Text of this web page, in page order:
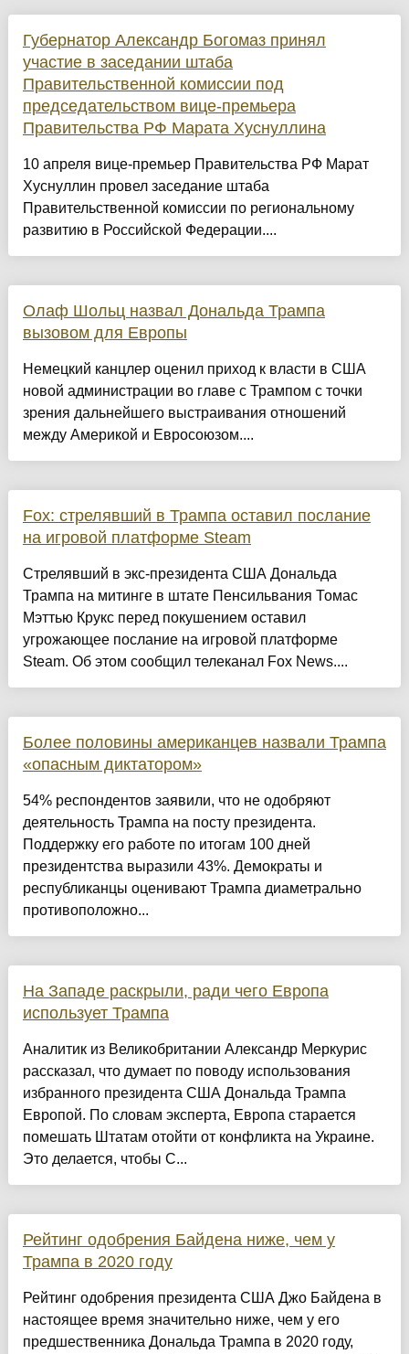
Губернатор Александр Богомаз принял
участие в заседании штаба
Правительственной комиссии под
председательством вице-премьера
Правительства РФ Марата Хуснуллина
10 апреля вице-премьер Правительства РФ Марат
Хуснуллин провел заседание штаба
Правительственной комиссии по региональному
развитию в Российской Федерации....
Олаф Шольц назвал Дональда Трампа
вызовом для Европы
Немецкий канцлер оценил приход к власти в США
новой администрации во главе с Трампом с точки
зрения дальнейшего выстраивания отношений
между Америкой и Евросоюзом....
Fox: стрелявший в Трампа оставил послание
на игровой платформе Steam
Стрелявший в экс-президента США Дональда
Трампа на митинге в штате Пенсильвания Томас
Мэттью Крукс перед покушением оставил
угрожающее послание на игровой платформе
Steam. Об этом сообщил телеканал Fox News....
Более половины американцев назвали Трампа
«опасным диктатором»
54% респондентов заявили, что не одобряют
деятельность Трампа на посту президента.
Поддержку его работе по итогам 100 дней
президентства выразили 43%. Демократы и
республиканцы оценивают Трампа диаметрально
противоположно...
На Западе раскрыли, ради чего Европа
использует Трампа
Аналитик из Великобритании Александр Меркурис
рассказал, что думает по поводу использования
избранного президента США Дональда Трампа
Европой. По словам эксперта, Европа старается
помешать Штатам отойти от конфликта на Украине.
Это делается, чтобы С...
Рейтинг одобрения Байдена ниже, чем у
Трампа в 2020 году
Рейтинг одобрения президента США Джо Байдена в
настоящее время значительно ниже, чем у его
предшественника Дональда Трампа в 2020 году,